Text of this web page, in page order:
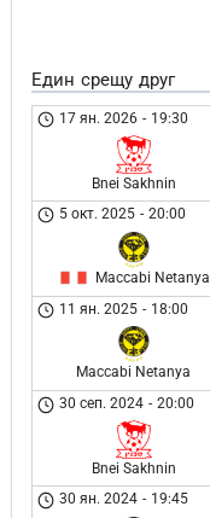
Един срещу друг
17 ян. 2026 - 19:30
Bnei Sakhnin
5 окт. 2025 - 20:00
Maccabi Netanya
11 ян. 2025 - 18:00
Maccabi Netanya
30 сеп. 2024 - 20:00
Bnei Sakhnin
30 ян. 2024 - 19:45